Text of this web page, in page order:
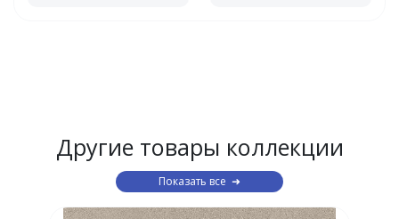
Другие товары коллекции
Показать все